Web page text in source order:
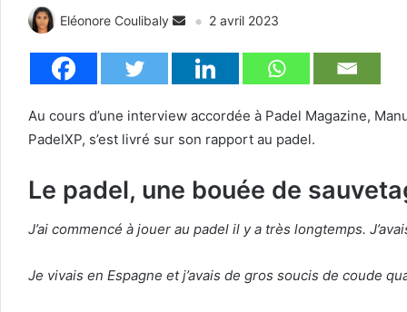
Eléonore Coulibaly 2 avril 2023
Au cours d’une interview accordée à Padel Magazine,
PadelXP, s’est livré sur son rapport au padel.
Le padel, une bouée de
J’ai commencé à jouer au padel il y a très longtemps.
Je vivais en Espagne et j’avais de gros soucis de coude